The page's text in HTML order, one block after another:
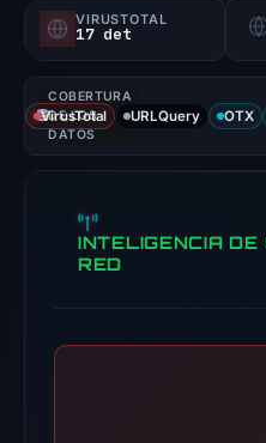
17
of
on
VIRUSTOTAL
17 det
COBERTURA
DE LOS
DATOS
VirusTotal URLQuery OTX
INTELIGENCIA DE
RED